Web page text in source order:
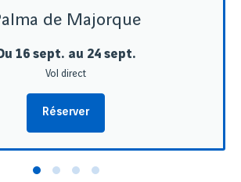
de Majorque
16 sept. au 24 sept.
Vol direct
Réserver